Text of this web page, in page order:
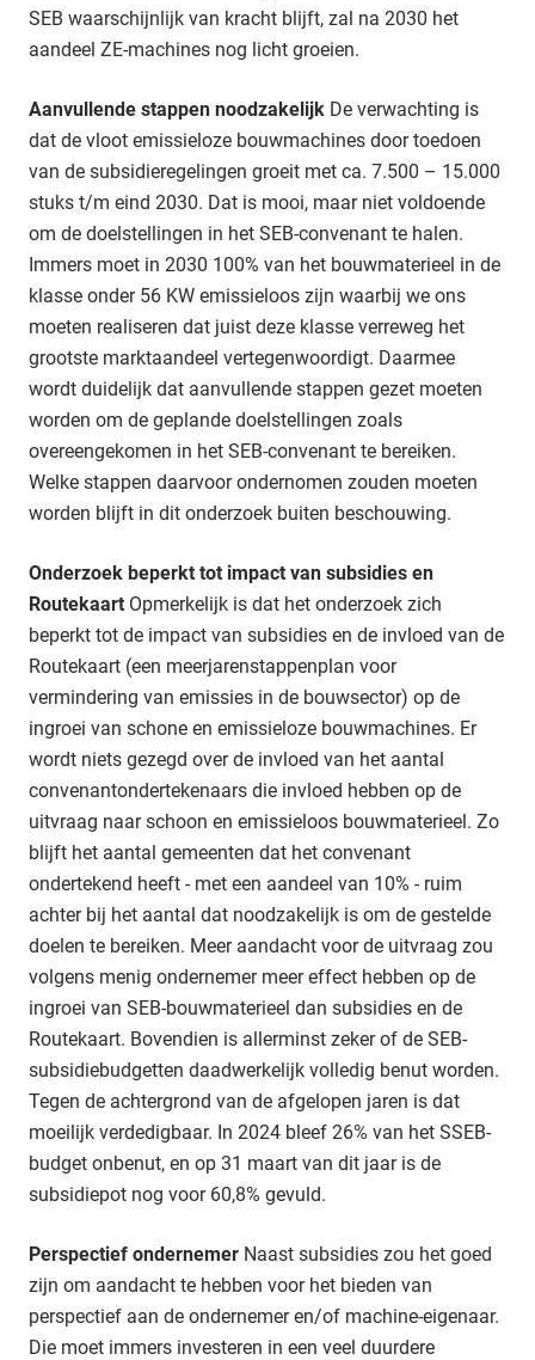
SEB waarschijnlijk van kracht blijft, zal na 2030 het
aandeel ZE-machines nog licht groeien.
Aanvullende stappen noodzakelijk De verwachting is
dat de vloot emissieloze bouwmachines door toedoen
van de subsidieregelingen groeit met ca. 7.500 – 15.000
stuks t/m eind 2030. Dat is mooi, maar niet voldoende
om de doelstellingen in het SEB-convenant te halen.
Immers moet in 2030 100% van het bouwmaterieel in de
klasse onder 56 KW emissieloos zijn waarbij we ons
moeten realiseren dat juist deze klasse verreweg het
grootste marktaandeel vertegenwoordigt. Daarmee
wordt duidelijk dat aanvullende stappen gezet moeten
worden om de geplande doelstellingen zoals
overeengekomen in het SEB-convenant te bereiken.
Welke stappen daarvoor ondernomen zouden moeten
worden blijft in dit onderzoek buiten beschouwing.
Onderzoek beperkt tot impact van subsidies en
Routekaart Opmerkelijk is dat het onderzoek zich
beperkt tot de impact van subsidies en de invloed van de
Routekaart (een meerjarenstappenplan voor
vermindering van emissies in de bouwsector) op de
ingroei van schone en emissieloze bouwmachines. Er
wordt niets gezegd over de invloed van het aantal
convenantondertekenaars die invloed hebben op de
uitvraag naar schoon en emissieloos bouwmaterieel. Zo
blijft het aantal gemeenten dat het convenant
ondertekend heeft - met een aandeel van 10% - ruim
achter bij het aantal dat noodzakelijk is om de gestelde
doelen te bereiken. Meer aandacht voor de uitvraag zou
volgens menig ondernemer meer effect hebben op de
ingroei van SEB-bouwmaterieel dan subsidies en de
Routekaart. Bovendien is allerminst zeker of de SEB-
subsidiebudgetten daadwerkelijk volledig benut worden.
Tegen de achtergrond van de afgelopen jaren is dat
moeilijk verdedigbaar. In 2024 bleef 26% van het SSEB-
budget onbenut, en op 31 maart van dit jaar is de
subsidiepot nog voor 60,8% gevuld.
Perspectief ondernemer Naast subsidies zou het goed
zijn om aandacht te hebben voor het bieden van
perspectief aan de ondernemer en/of machine-eigenaar.
Die moet immers investeren in een veel duurdere